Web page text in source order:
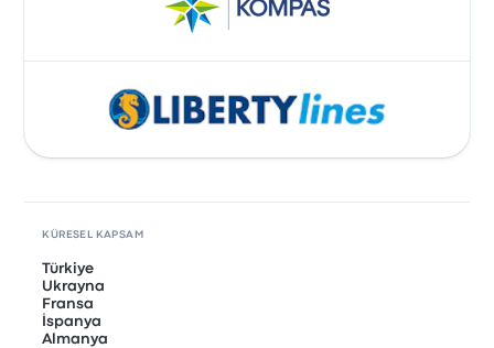
KÜRESEL KAPSAM
Türkiye
Ukrayna
Fransa
İspanya
Almanya